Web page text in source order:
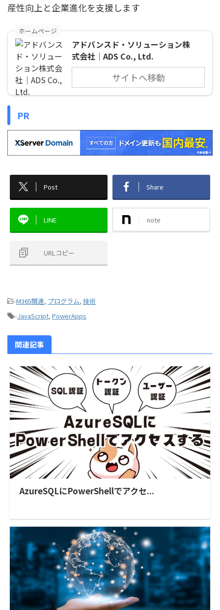
産性向上と企業進化を支援します
ホームページ
アドバンスド・ソリューション株
式会社｜ADS Co., Ltd.
サイトへ移動
PR
Post Share
LINE note
URLコピー
-M365関連, プログラム, 技術
-JavaScript, PowerApps
関連記事
AzureSQLにPowerShellでアクセ...